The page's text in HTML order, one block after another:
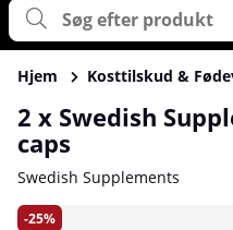
Hjem Kosttilskud &
2 x Swedish
caps
Swedish Supplements
25
Produktbilleder 2 x Swedish